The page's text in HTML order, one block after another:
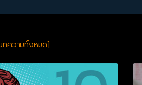
ทความทั้งหมด]